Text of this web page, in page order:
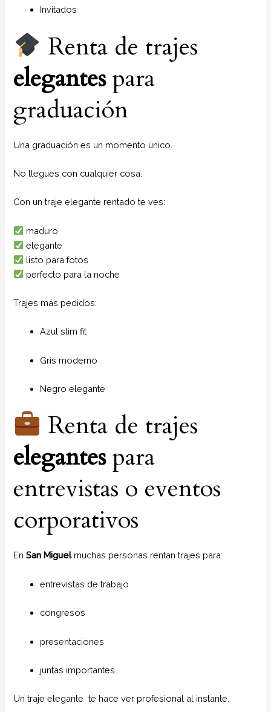
Invitados
Renta de trajes
elegantespara
graduación
Una graduación es un momento único.
No llegues con cualquier cosa.
Con un traje elegante rentado te ves:
maduro
elegante
listo para fotos
perfecto para la noche
Trajes más pedidos:
Azul slim fit
Gris moderno
Negro elegante
Renta de trajes
elegantespara
entrevistas o eventos
corporativos
EnSan Miguel muchas personas rentan trajes para:
entrevistas de trabajo
congresos
presentaciones
juntas importantes
Un traje elegante te hace ver profesional al instante.